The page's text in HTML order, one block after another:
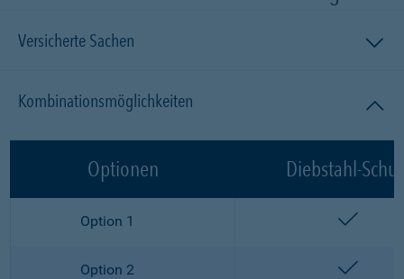
Versicherte Sachen
Kombinationsmöglichkeiten
Optionen Diebstahl-
Option 1
Option 2